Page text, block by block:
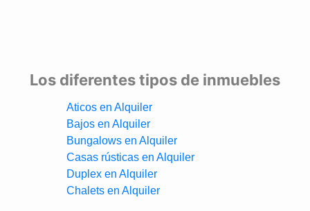
Los diferentes tipos de inmuebles
Aticos en Alquiler
Bajos en Alquiler
Bungalows en Alquiler
Casas rústicas en Alquiler
Duplex en Alquiler
Chalets en Alquiler